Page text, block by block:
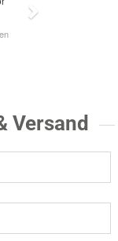
Versand